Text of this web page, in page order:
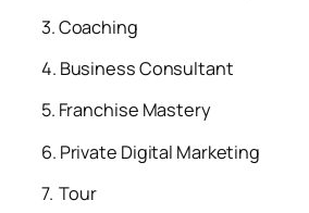
3. ⁠Coaching
4. ⁠Business Consultant
5. ⁠⁠Franchise Mastery
6. ⁠Private Digital Marketing
7. ⁠ ⁠Tour